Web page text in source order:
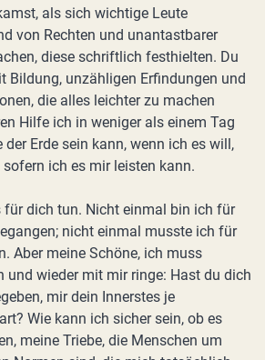
als sich wichtige Leute
von Rechten und unantastbarer
diese schriftlich festhielten. Du
Bildung, unzähligen Erfindungen und
die alles leichter zu machen
Hilfe ich in weniger als einem Tag
der Erde sein kann, wenn ich es will,
ich es mir leisten kann.
für dich tun. Nicht einmal bin ich für
nicht einmal musste ich für
Aber meine Schöne, ich muss
und wieder mit mir ringe: Hast du dich
mir dein Innerstes je
Wie kann ich sicher sein, ob es
meine Triebe, die Menschen um